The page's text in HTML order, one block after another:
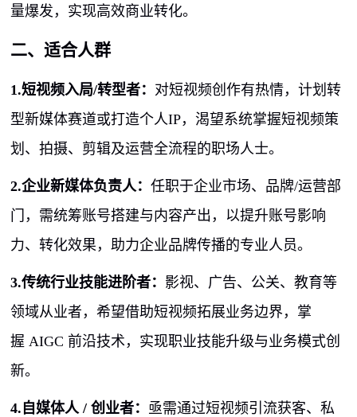
量爆发，实现高效商业转化。
二、适合人群
1.短视频入局/转型者： 对短视频创作有热情，计划转
型新媒体赛道或打造个人IP，渴望系统掌握短视频策
划、拍摄、剪辑及运营全流程的职场人士。
2.企业新媒体负责人： 任职于企业市场、品牌/运营部
门，需统筹账号搭建与内容产出，以提升账号影响
力、转化效果，助力企业品牌传播的专业人员。
3.传统行业技能进阶者： 影视、广告、公关、教育等
领域从业者，希望借助短视频拓展业务边界，掌
握 AIGC 前沿技术，实现职业技能升级与业务模式创
新。
4.自媒体人 / 创业者： 亟需通过短视频引流获客、私